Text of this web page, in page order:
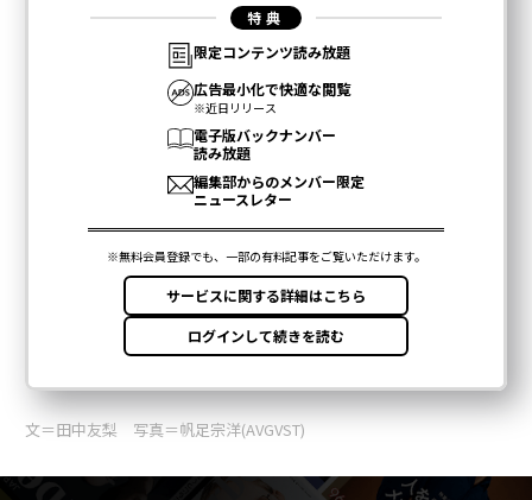
文＝田中友梨 写真＝帆足宗洋(AVGVST)